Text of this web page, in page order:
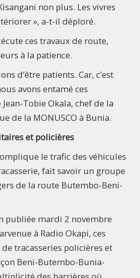
non plus. Les vivres
», a-t-il déploré.
ces travaux de route,
à la patience.
d’être patients. Car, c’est
avons entamé ces
Tobie Okala, chef de la
de la MONUSCO à Bunia.
et policières
le trafic des véhicules
fait savoir un groupe
de la route Butembo-Beni-
publiée mardi 2 novembre
à Radio Okapi, ces
tracasseries policières et
Beni-Butembo-Bunia-